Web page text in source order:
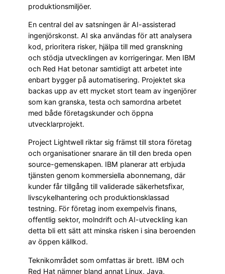
produktionsmiljöer.
En central del av satsningen är AI-assisterad
ingenjörskonst. AI ska användas för att analysera
kod, prioritera risker, hjälpa till med granskning
och stödja utvecklingen av korrigeringar. Men IBM
och Red Hat betonar samtidigt att arbetet inte
enbart bygger på automatisering. Projektet ska
backas upp av ett mycket stort team av ingenjörer
som kan granska, testa och samordna arbetet
med både företagskunder och öppna
utvecklarprojekt.
Project Lightwell riktar sig främst till stora företag
och organisationer snarare än till den breda open
source-gemenskapen. IBM planerar att erbjuda
tjänsten genom kommersiella abonnemang, där
kunder får tillgång till validerade säkerhetsfixar,
livscykelhantering och produktionsklassad
testning. För företag inom exempelvis finans,
offentlig sektor, molndrift och AI-utveckling kan
detta bli ett sätt att minska risken i sina beroenden
av öppen källkod.
Teknikområdet som omfattas är brett. IBM och
Red Hat nämner bland annat Linux, Java,